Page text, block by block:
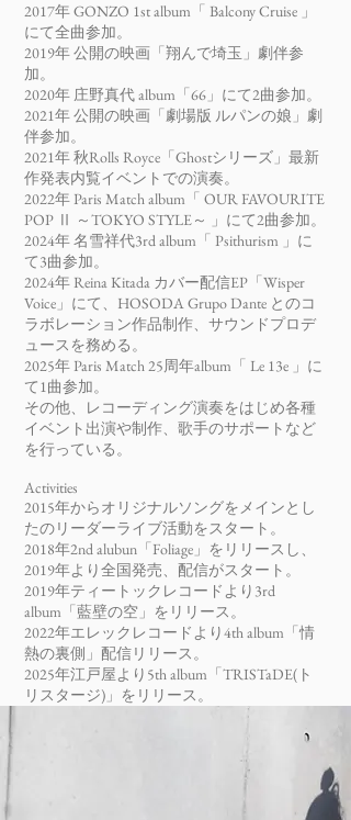
2017年 GONZO 1st album「 Balcony Cruise 」
にて全曲参加。
2019年 公開の映画「翔んで埼玉」劇伴参
加。
2020年 庄野真代 album「66」にて2曲参加。
2021年 公開の映画「劇場版 ルパンの娘」劇
伴参加。
2021年 秋Rolls Royce「Ghostシリーズ」最新
作発表内覧イベントでの演奏。
2022年 Paris Match album「 OUR FAVOURITE
POP Ⅱ ～TOKYO STYLE～ 」にて2曲参加。
2024年 名雪祥代3rd album「 Psithurism 」に
て3曲参加。
2024年 Reina Kitada カバー配信EP「Wisper
Voice」にて、HOSODA Grupo Dante とのコ
ラボレーション作品制作、サウンドプロデ
ュースを務める。
2025年 Paris Match 25周年album「 Le 13e 」に
て1曲参加。
その他、レコーディング演奏をはじめ各種
イベント出演や制作、歌⼿のサポートなど
を⾏っている。
Activities
2015年からオリジナルソングをメインとし
たのリーダーライブ活動をスタート。
2018年2nd alubun「Foliage」をリリースし、
2019年より全国発売、配信がスタート。
2019年ティートックレコードより3rd
album「藍壁の空」をリリース。​
2022年エレックレコードより4th album「情
熱の裏側」配信リリース。
2025年江戸屋より5th album「TRISTaDE(ト
リスタージ)」をリリース。